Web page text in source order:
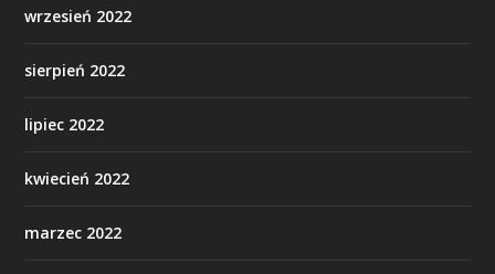
wrzesień 2022
sierpień 2022
lipiec 2022
kwiecień 2022
marzec 2022